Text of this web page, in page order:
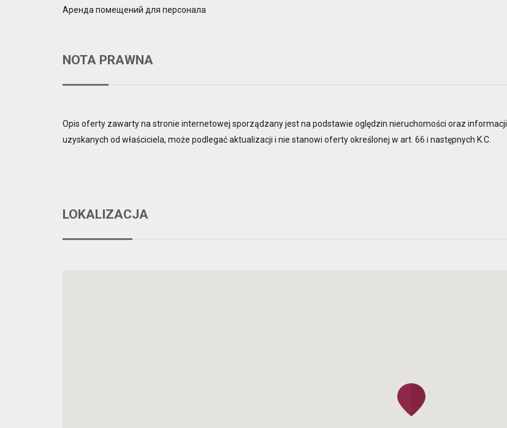
Аренда помещений для персонала
NOTA PRAWNA
Opis oferty zawarty na stronie internetowej sporządzany jest na podstawie oględzin nieruchomości oraz informacji
uzyskanych od właściciela, może podlegać aktualizacji i nie stanowi oferty określonej w art. 66 i następnych K.C.
LOKALIZACJA